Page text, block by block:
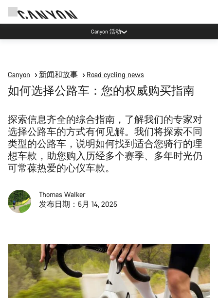
Canyon 活动
Canyon 新闻和故事 Road cycling news
如何选择公路车：您的权威购买指南
探索信息齐全的综合指南，了解我们的专家对
选择公路车的方式有何见解。我们将探索不同
类型的公路车，说明如何找到适合您骑行的理
想车款，助您购入历经多个赛季、多年时光仍
可常葆热爱的心仪车款。
Thomas Walker
发布日期：5月 14, 2025